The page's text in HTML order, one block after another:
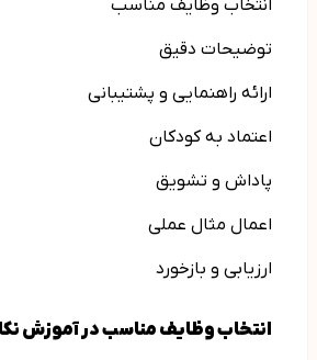
انتخاب وظایف مناسب
توضیحات دقیق
ارائه راهنمایی و پشتیبانی
اعتماد به کودکان
پاداش و تشویق
اعمال مثال عملی
ارزیابی و بازخورد
انتخاب وظایف مناسب در آموزش